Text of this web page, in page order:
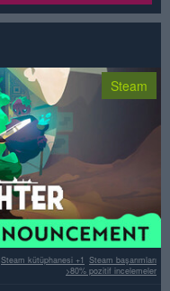
Steam
Steam başarımları
Steam kütüphanesi +1
>80% pozitif incelemeler